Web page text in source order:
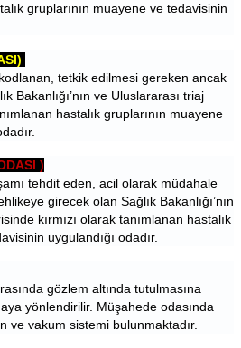
gruplarının muayene ve tedavisinin
tetkik edilmesi gereken ancak
Bakanlığı’nın ve Uluslararası triaj
hastalık gruplarının muayene
)
tehdit eden, acil olarak müdahale
girecek olan Sağlık Bakanlığı’nın
kırmızı olarak tanımlanan hastalık
uygulandığı odadır.
gözlem altında tutulmasına
yönlendirilir. Müşahede odasında
ve vakum sistemi bulunmaktadır.